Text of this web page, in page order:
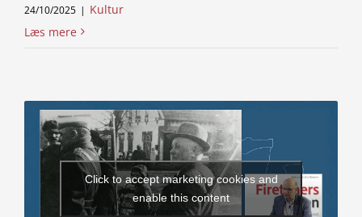
24/10/2025 | Kultur
Læs mere
Click to accept marketing cookies and
enable this content